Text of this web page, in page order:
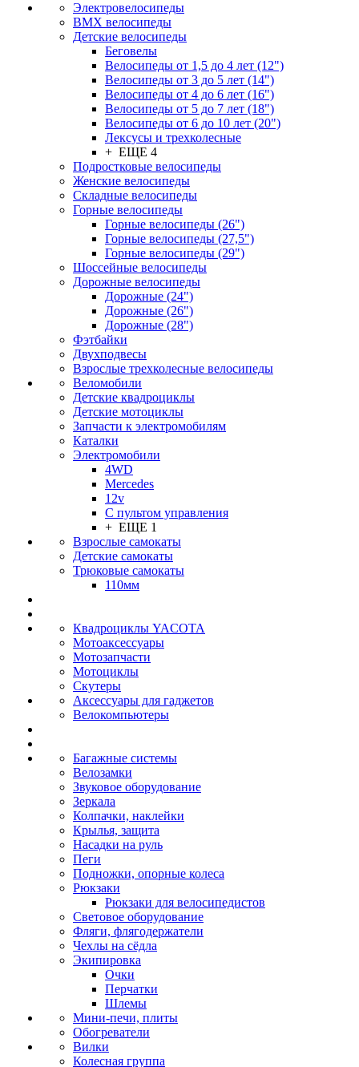
Электровелосипеды
BMX велосипеды
Детские велосипеды
Беговелы
Велосипеды от 1,5 до 4 лет (12")
Велосипеды от 3 до 5 лет (14")
Велосипеды от 4 до 6 лет (16")
Велосипеды от 5 до 7 лет (18")
Велосипеды от 6 до 10 лет (20")
Лексусы и трехколесные
+ ЕЩЕ 4
Подростковые велосипеды
Женские велосипеды
Складные велосипеды
Горные велосипеды
Горные велосипеды (26")
Горные велосипеды (27,5")
Горные велосипеды (29")
Шоссейные велосипеды
Дорожные велосипеды
Дорожные (24")
Дорожные (26")
Дорожные (28")
Фэтбайки
Двухподвесы
Взрослые трехколесные велосипеды
Веломобили
Детские квадроциклы
Детские мотоциклы
Запчасти к электромобилям
Каталки
Электромобили
4WD
Mercedes
12v
С пультом управления
+ ЕЩЕ 1
Взрослые самокаты
Детские самокаты
Трюковые самокаты
110мм
Квадроциклы YACOTA
Мотоаксессуары
Мотозапчасти
Мотоциклы
Скутеры
Аксессуары для гаджетов
Велокомпьютеры
Багажные системы
Велозамки
Звуковое оборудование
Зеркала
Колпачки, наклейки
Крылья, защита
Насадки на руль
Пеги
Подножки, опорные колеса
Рюкзаки
Рюкзаки для велосипедистов
Световое оборудование
Фляги, флягодержатели
Чехлы на сёдла
Экипировка
Очки
Перчатки
Шлемы
Мини-печи, плиты
Обогреватели
Вилки
Колесная группа